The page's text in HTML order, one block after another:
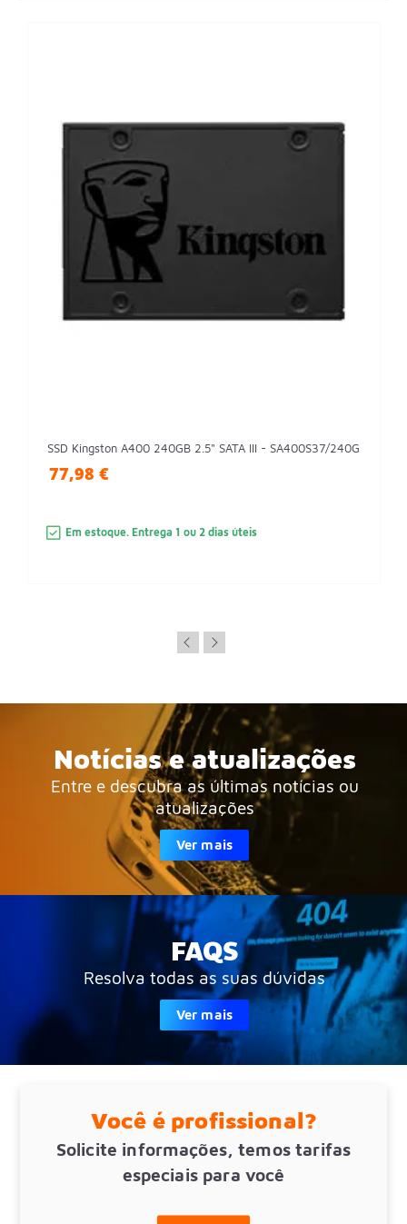
SSD Kingston A400 240GB 2.5" SATA III - SA400S37/240G
77,98 €
Em estoque. Entrega 1 ou 2 dias úteis
Notícias e atualizações
Entre e descubra as últimas notícias ou
atualizações
Ver mais
FAQS
Resolva todas as suas dúvidas
Ver mais
Você é profissional?
Solicite informações, temos tarifas
especiais para você